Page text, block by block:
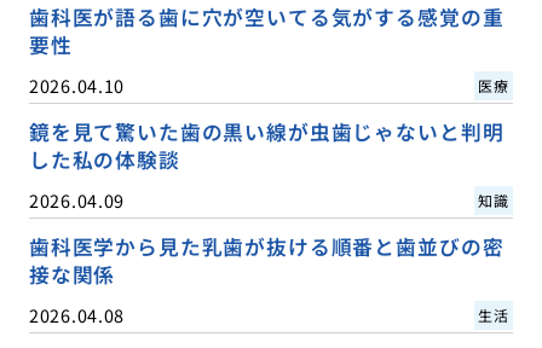
歯科医が語る歯に穴が空いてる気がする感覚の重
要性
2026.04.10 医療
鏡を見て驚いた歯の黒い線が虫歯じゃないと判明
した私の体験談
2026.04.09 知識
歯科医学から見た乳歯が抜ける順番と歯並びの密
接な関係
2026.04.08 生活